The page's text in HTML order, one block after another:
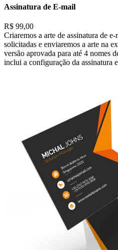
Assinatura de E-mail
R$ 99,00
Criaremos a arte de assinatura de
solicitadas e enviaremos a arte na
versão aprovada para até 4 nomes
inclui a configuração da assinatura